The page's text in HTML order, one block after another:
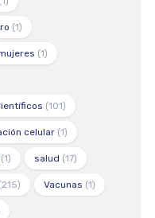
(1)
(1)
(101)
celular(1)
(1) salud (17)
(215) Vacunas (1)